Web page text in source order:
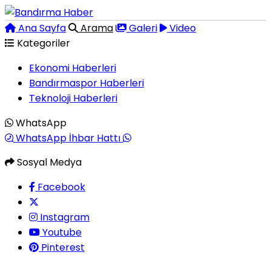
Ana Sayfa Arama Galeri
Video
Kategoriler
Ekonomi Haberleri
Bandırmaspor Haberleri
Teknoloji Haberleri
WhatsApp
WhatsApp İhbar Hattı
Sosyal Medya
Facebook
Instagram
Youtube
Pinterest